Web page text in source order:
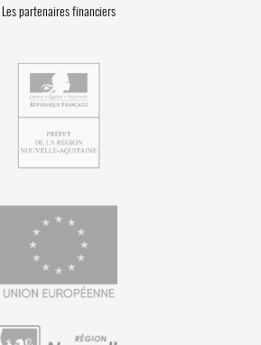
Les partenaires financiers